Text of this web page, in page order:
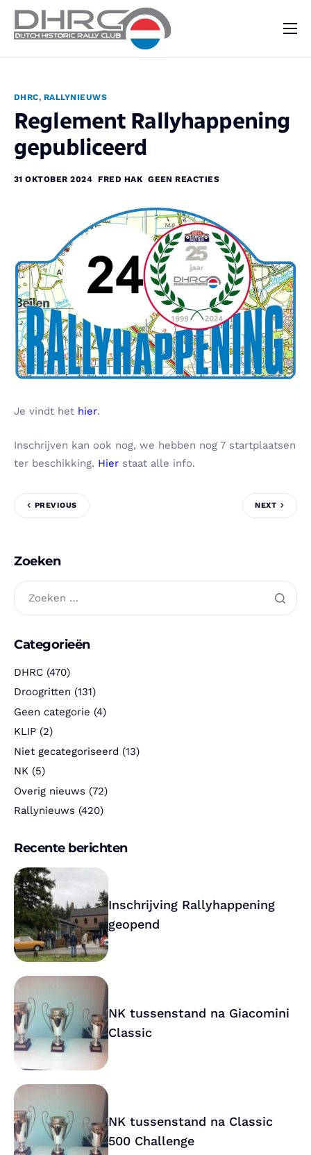
Vraag & Aanbod
DHRC, RALLYNIEUWS
Reglement Rallyhappening
gepubliceerd
31 OKTOBER 2024 FRED HAK GEEN REACTIES
Je vindt het hier.
Inschrijven kan ook nog, we hebben nog 7 startplaatsen
ter beschikking. Hier staat alle info.
PREVIOUS NEXT
Zoeken
Categorieën
DHRC (470)
Droogritten (131)
Geen categorie (4)
KLIP (2)
Niet gecategoriseerd (13)
NK (5)
Overig nieuws (72)
Rallynieuws (420)
Recente berichten
Inschrijving Rallyhappening
geopend
NK tussenstand na Giacomini
Classic
NK tussenstand na Classic
500 Challenge